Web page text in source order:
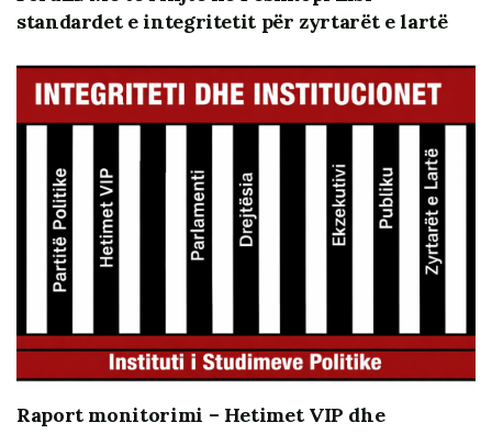
Referues në takim ishin ekspertët e njohur, Prof. Dr.
Ervin Karamuço nga Instituti i Studimeve Politike, si dhe
Assoc. Prof. Dr. Lisen Bashkurti, Dekan i Fakultetit të
standardet e integritetit për zyrtarët e lartë
Raport monitorimi – Hetimet VIP dhe